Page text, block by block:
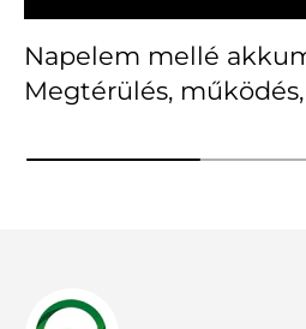
Napelem mellé
Megtérülés,